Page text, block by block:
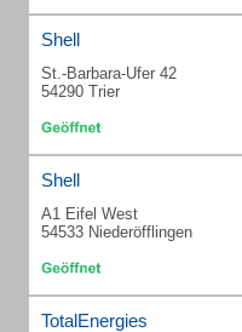
Shell
St.-Barbara-Ufer 42
54290 Trier
Shell
A1 Eifel West
54533 Niederöfflingen
TotalEnergies